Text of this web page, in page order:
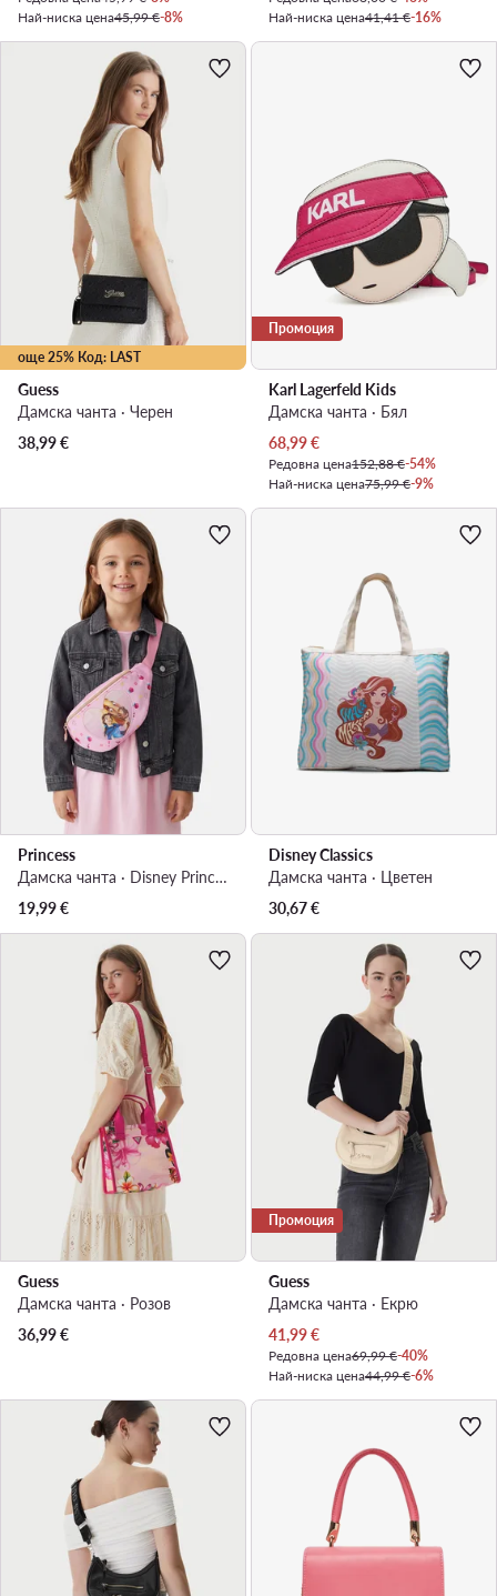
Най-ниска цена45,99 €-8%
Най-ниска цена41,41 €-16%
още 25% Код: LAST
Guess
Дамска чанта · Черен
38,99€
Промоция
Karl Lagerfeld Kids
Дамска чанта · Бял
Актуална цена
68,99€
Редовна цена152,88 €-54%
Най-ниска цена75,99 €-9%
Princess
Дамска чанта · Disney Princess · Розов
19,99€
Disney Classics
Дамска чанта · Цветен
30,67€
Guess
Дамска чанта · Розов
36,99€
Промоция
Guess
Дамска чанта · Екрю
Актуална цена
41,99€
Редовна цена69,99 €-40%
Най-ниска цена44,99 €-6%